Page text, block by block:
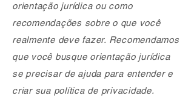
orientação jurídica ou como
recomendações sobre o que você
realmente deve fazer. Recomendamos
que você busque orientação jurídica
se precisar de ajuda para entender e
criar sua política de privacidade.